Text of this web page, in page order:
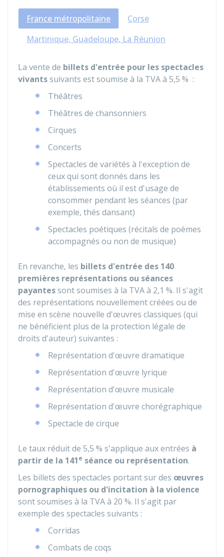
France métropolitaine
Corse
Martinique, Guadeloupe, La Réunion
La vente de billets d'entrée pour les spectacles
vivantssuivants est soumise à la TVA à 5,5 % :
Théâtres
Théâtres de chansonniers
Cirques
Concerts
Spectacles de variétés à l'exception de
ceux qui sont donnés dans les
établissements où il est d'usage de
consommer pendant les séances (par
exemple, thés dansant)
Spectacles poétiques (récitals de poèmes
accompagnés ou non de musique)
En revanche, les billets d'entrée des 140
premières représentations ou séances
payantessont soumises à la TVA à 2,1 %. Il s'agit
des représentations nouvellement créées ou de
mise en scène nouvelle d'œuvres classiques (qui
ne bénéficient plus de la protection légale de
droits d'auteur) suivantes :
Représentation d'œuvre dramatique
Représentation d'œuvre lyrique
Représentation d'œuvre musicale
Représentation d'œuvre chorégraphique
Spectacle de cirque
Le taux réduit de 5,5 % s'applique aux entrées à
partir de la 141e séance ou représentation.
Les billets des spectacles portant sur des œuvres
pornographiques ou d'incitation à la violence
sont soumises à la TVA à 20 %. Il s'agit par
exemple des spectacles suivants :
Corridas
Combats de coqs